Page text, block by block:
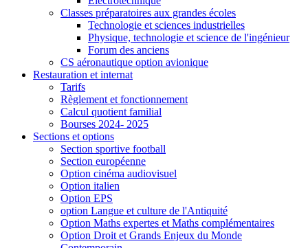
Classes préparatoires aux grandes écoles
Technologie et sciences industrielles
Physique, technologie et science de l'ingénieur
Forum des anciens
CS aéronautique option avionique
Restauration et internat
Tarifs
Règlement et fonctionnement
Calcul quotient familial
Bourses 2024- 2025
Sections et options
Section sportive football
Section européenne
Option cinéma audiovisuel
Option italien
Option EPS
option Langue et culture de l'Antiquité
Option Maths expertes et Maths complémentaires
Option Droit et Grands Enjeux du Monde